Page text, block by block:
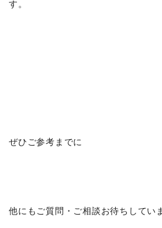
す。
ぜひご参考までに
他にもご質問・ご相談お待ちしてい